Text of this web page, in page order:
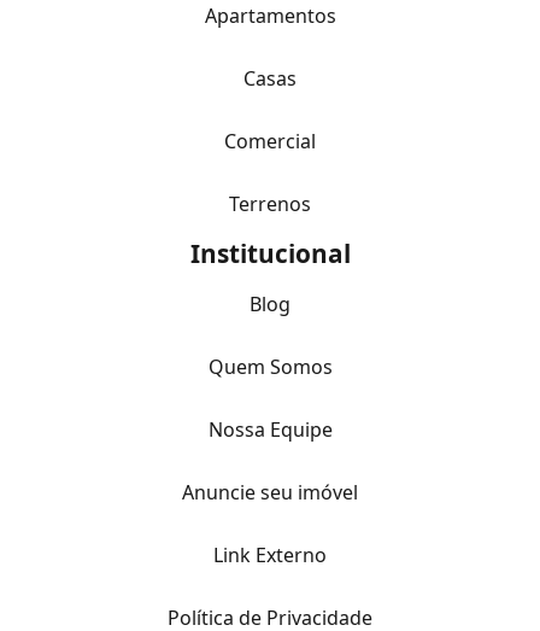
Apartamentos
Casas
Comercial
Terrenos
Institucional
Blog
Quem Somos
Nossa Equipe
Anuncie seu imóvel
Link Externo
Política de Privacidade